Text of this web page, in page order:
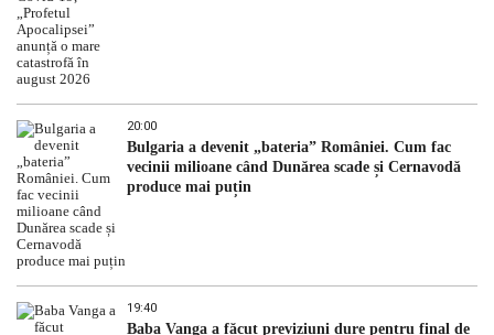
20:00
Bulgaria a devenit „bateria” României. Cum fac
vecinii milioane când Dunărea scade și Cernavodă
produce mai puțin
19:40
Baba Vanga a făcut previziuni dure pentru final de